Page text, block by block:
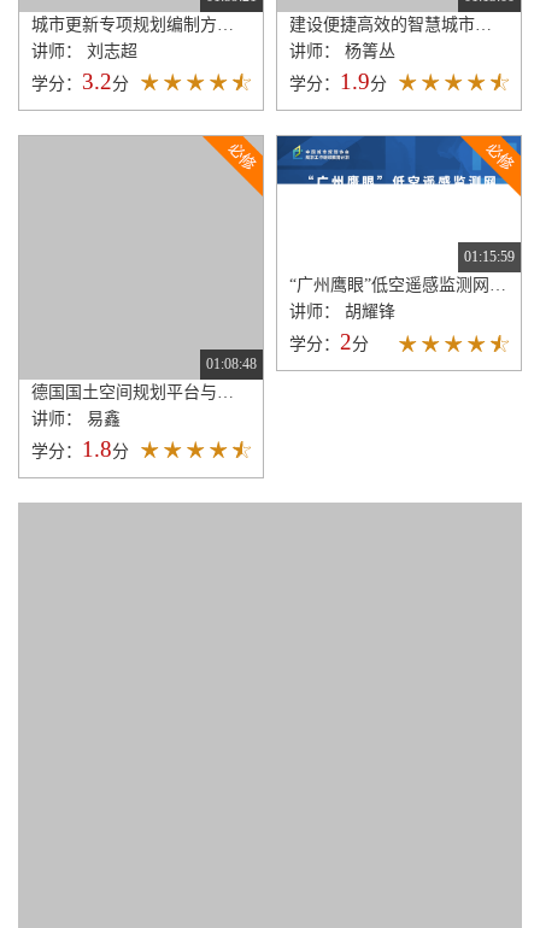
讲师： 刘志超
学分： 3.2分
讲师： 杨箐丛
学分： 1.9分
01:08:48
讲师： 易鑫
学分： 1.8分
01:15:59
“广州鹰眼”低空遥感监测网关键技术及智慧治理应用
讲师： 胡耀锋
学分：2分